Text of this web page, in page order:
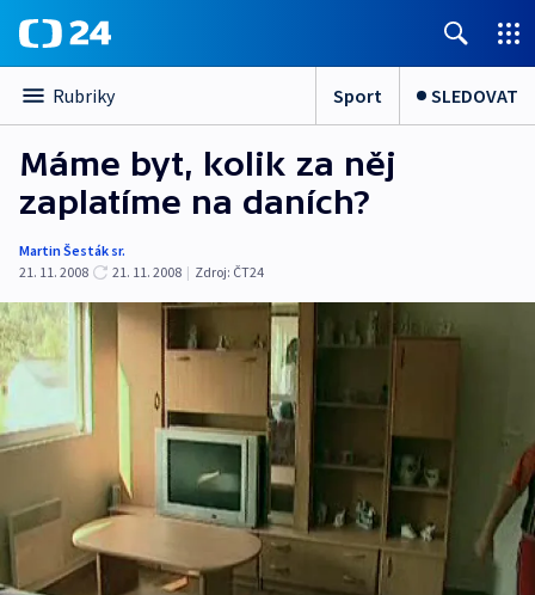
Rubriky Sport SLEDOVAT
Máme byt, kolik za něj
zaplatíme na daních?
Martin Šesták sr.
21. 11. 2008
21. 11. 2008 | Zdroj: ČT24